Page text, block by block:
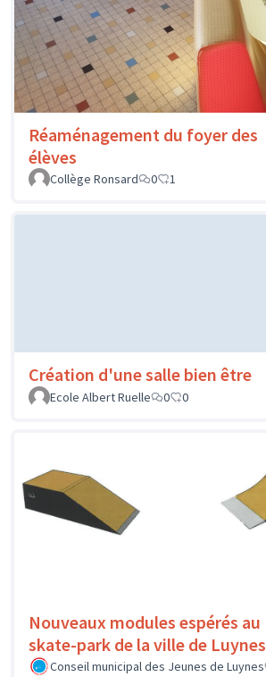
Réaménagement du foyer des
élèves
Collège Ronsard
0 1
Création d'une salle bien être
Ecole Albert Ruelle
0 0
Nouveaux modules espérés au
skate-park de la ville de Luynes
Conseil municipal des Jeunes de Luynes